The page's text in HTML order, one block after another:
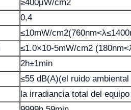
≥400μW/cm2
0,4
≤10mW/
≤1.0×10-5mW/cm2
2h±1min
≤55 dB(A)(el ruido
la irradiancia total del